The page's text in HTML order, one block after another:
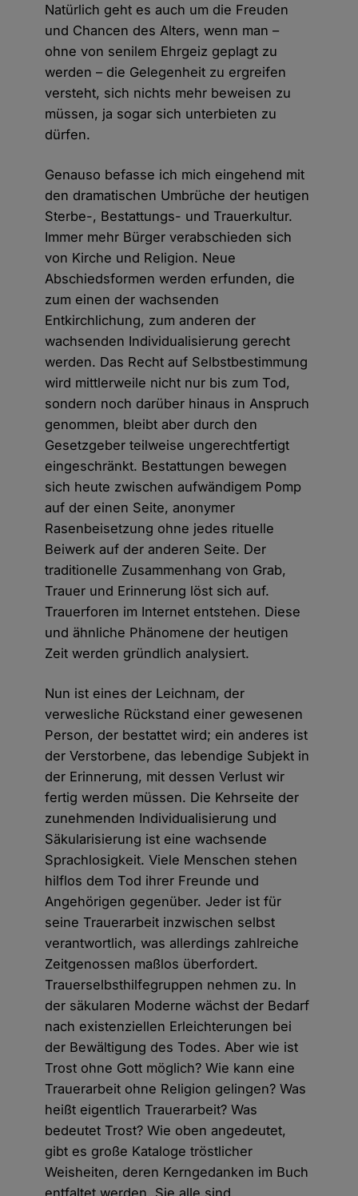
Natürlich geht es auch um die Freuden
und Chancen des Alters, wenn man –
ohne von senilem Ehrgeiz geplagt zu
werden – die Gelegenheit zu ergreifen
versteht, sich nichts mehr beweisen zu
müssen, ja sogar sich unterbieten zu
dürfen.
Genauso befasse ich mich eingehend mit
den dramatischen Umbrüche der heutigen
Sterbe-, Bestattungs- und Trauerkultur.
Immer mehr Bürger verabschieden sich
von Kirche und Religion. Neue
Abschiedsformen werden erfunden, die
zum einen der wachsenden
Entkirchlichung, zum anderen der
wachsenden Individualisierung gerecht
werden. Das Recht auf Selbstbestimmung
wird mittlerweile nicht nur bis zum Tod,
sondern noch darüber hinaus in Anspruch
genommen, bleibt aber durch den
Gesetzgeber teilweise ungerechtfertigt
eingeschränkt. Bestattungen bewegen
sich heute zwischen aufwändigem Pomp
auf der einen Seite, anonymer
Rasenbeisetzung ohne jedes rituelle
Beiwerk auf der anderen Seite. Der
traditionelle Zusammenhang von Grab,
Trauer und Erinnerung löst sich auf.
Trauerforen im Internet entstehen. Diese
und ähnliche Phänomene der heutigen
Zeit werden gründlich analysiert.
Nun ist eines der Leichnam, der
verwesliche Rückstand einer gewesenen
Person, der bestattet wird; ein anderes ist
der Verstorbene, das lebendige Subjekt in
der Erinnerung, mit dessen Verlust wir
fertig werden müssen. Die Kehrseite der
zunehmenden Individualisierung und
Säkularisierung ist eine wachsende
Sprachlosigkeit. Viele Menschen stehen
hilflos dem Tod ihrer Freunde und
Angehörigen gegenüber. Jeder ist für
seine Trauerarbeit inzwischen selbst
verantwortlich, was allerdings zahlreiche
Zeitgenossen maßlos überfordert.
Trauerselbsthilfegruppen nehmen zu. In
der säkularen Moderne wächst der Bedarf
nach existenziellen Erleichterungen bei
der Bewältigung des Todes. Aber wie ist
Trost ohne Gott möglich? Wie kann eine
Trauerarbeit ohne Religion gelingen? Was
heißt eigentlich Trauerarbeit? Was
bedeutet Trost? Wie oben angedeutet,
gibt es große Kataloge tröstlicher
Weisheiten, deren Kerngedanken im Buch
entfaltet werden. Sie alle sind